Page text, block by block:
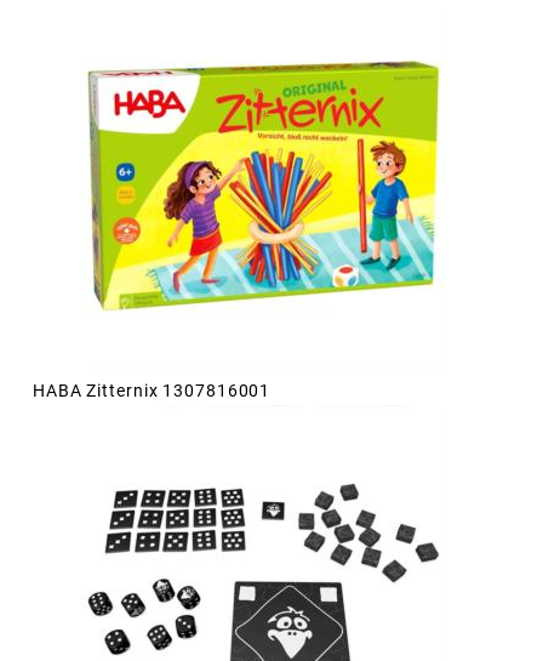
HABA Zitternix 1307816001